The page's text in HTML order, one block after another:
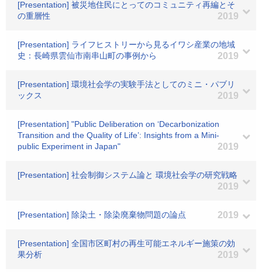
[Presentation] 被災地住民にとってのコミュニティ再編とそ
の重層性
2019
[Presentation] ライフヒストリーから見るイワシ産業の地域
史：長崎県雲仙市南串山町の事例から
2019
[Presentation] 環境社会学の実験手法としてのミニ・パブリ
ックス
2019
[Presentation] "Public Deliberation on ‘Decarbonization
Transition and the Quality of Life’: Insights from a Mini-
public Experiment in Japan"
2019
[Presentation] 社会制御システム論と 環境社会学の研究戦略
2019
[Presentation] 除染土・除染廃棄物問題の論点 2019
[Presentation] 全国市区町村の再生可能エネルギー施策の効
果分析
2019